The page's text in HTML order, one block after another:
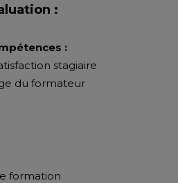
:
:
stagiaire
du formateur
formation